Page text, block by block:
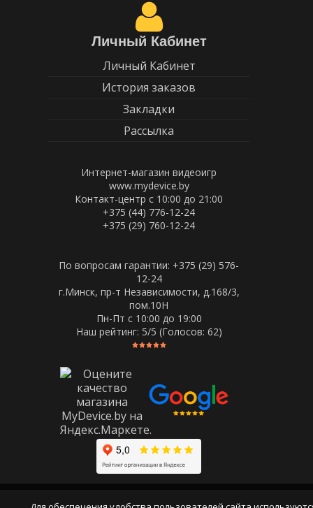
Личный Кабинет
Личный Кабинет
История заказов
Закладки
Рассылка
Интернет-магазин видеоигр
www.mydevice.by
Контакт-центр с 10:00 до 21:00
+375 (44) 776-12-24
+375 (29) 760-12-24
По вопросам гарантии: +375 (29) 576-
12-24
г.Минск, пр-т Независимости, д.168/3,
пом.10Н
Пн-Пт c 10:00 до 19:00
Наш рейтинг: 5/5 (Голосов: 62)